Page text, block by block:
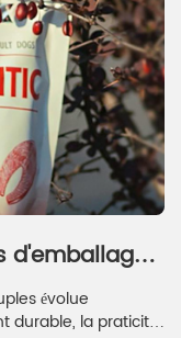
d'emballages
évolue
durable, la praticité